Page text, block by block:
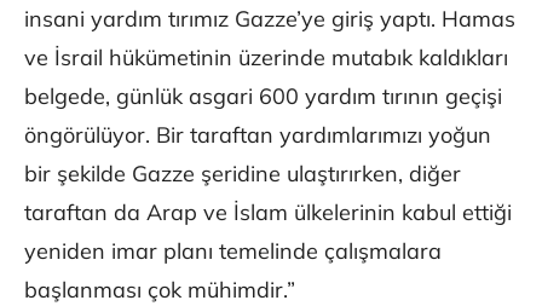
insani yardım tırımız Gazze’ye giriş yaptı. Hamas
ve İsrail hükümetinin üzerinde mutabık kaldıkları
belgede, günlük asgari 600 yardım tırının geçişi
öngörülüyor. Bir taraftan yardımlarımızı yoğun
bir şekilde Gazze şeridine ulaştırırken, diğer
taraftan da Arap ve İslam ülkelerinin kabul ettiği
yeniden imar planı temelinde çalışmalara
başlanması çok mühimdir.”